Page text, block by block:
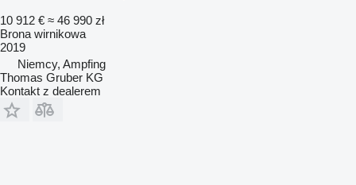
10 912 € ≈ 46 990 zł
Brona wirnikowa
2019
Niemcy, Ampfing
Thomas Gruber KG
Kontakt z dealerem